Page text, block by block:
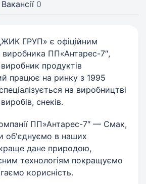
Вакансії 0
ГРУП» є офіційним
ПП«Антарес-7″,
продуктів
працює на ринку з 1995
на виробництві
снеків.
ПП»Антарес-7″ — Смак,
об'єднуємо в наших
дане природою,
технологіям покращуємо
корисність.